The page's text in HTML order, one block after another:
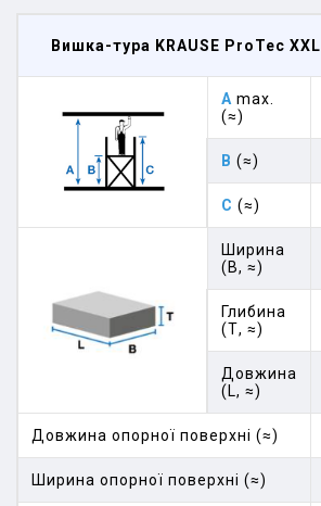
Вишка-тура KRAUSE ProTec XXL
A max.
(≈)
B (≈)
C (≈)
Ширина
(В, ≈)
Глибина
(Т, ≈)
Довжина
(L, ≈)
Довжина опорної поверхні (≈)
Ширина опорної поверхні (≈)